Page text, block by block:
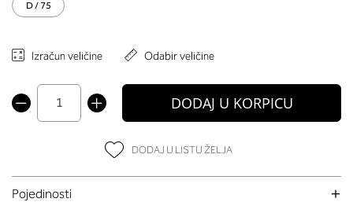
D / 75
Izračun veličine Odabir veličine
DODAJ U KORPICU
DODAJ U LISTU ŽELJA
Pojedinosti